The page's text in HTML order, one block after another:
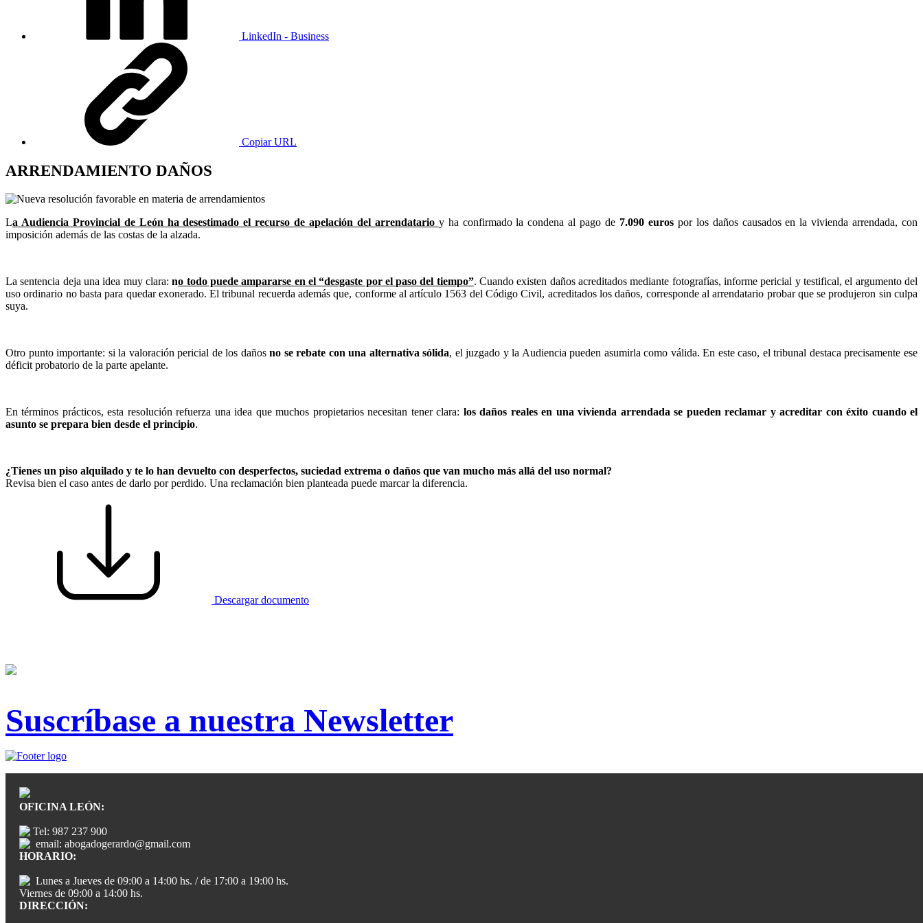
LinkedIn - Business
Copiar URL
ARRENDAMIENTO DAÑOS
La Audiencia Provincial de León ha desestimado el recurso de apelación del arrendatario y ha confirmado la condena al pago de 7.090 eurospor los daños causados en la vivienda arrendada, con
imposición además de las costas de la alzada.
La sentencia deja una idea muy clara:no todo puede ampararse en el “desgaste por el paso del tiempo”. Cuando existen daños acreditados mediante fotografías, informe pericial y testifical, el argumento del
uso ordinario no basta para quedar exonerado. El tribunal recuerda además que, conforme al artículo 1563 del Código Civil, acreditados los daños, corresponde al arrendatario probar que se produjeron sin culpa
suya.
Otro punto importante: si la valoración pericial de los dañosno se rebate con una alternativa sólida, el juzgado y la Audiencia pueden asumirla como válida. En este caso, el tribunal destaca precisamente ese
déficit probatorio de la parte apelante.
En términos prácticos, esta resolución refuerza una idea que muchos propietarios necesitan tener clara: los daños reales en una vivienda arrendada se pueden reclamar y acreditar con éxito cuando el
asunto se prepara bien desde el principio.
¿Tienes un piso alquilado y te lo han devuelto con desperfectos, suciedad extrema o daños que van mucho más allá del uso normal?
Revisa bien el caso antes de darlo por perdido. Una reclamación bien planteada puede marcar la diferencia.
Descargar documento
Suscríbase a nuestra Newsletter
OFICINA LEÓN:
Tel: 987 237 900
email: abogadogerardo@gmail.com
HORARIO:
Lunes a Jueves de 09:00 a 14:00 hs. / de 17:00 a 19:00 hs.
Viernes de 09:00 a 14:00 hs.
DIRECCIÓN: